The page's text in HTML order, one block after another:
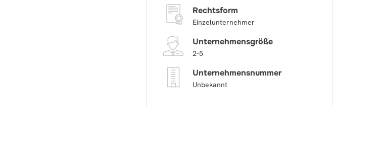
Rechtsform
Einzelunternehmer
Unternehmensgröße
2-5
Unternehmensnummer
Unbekannt